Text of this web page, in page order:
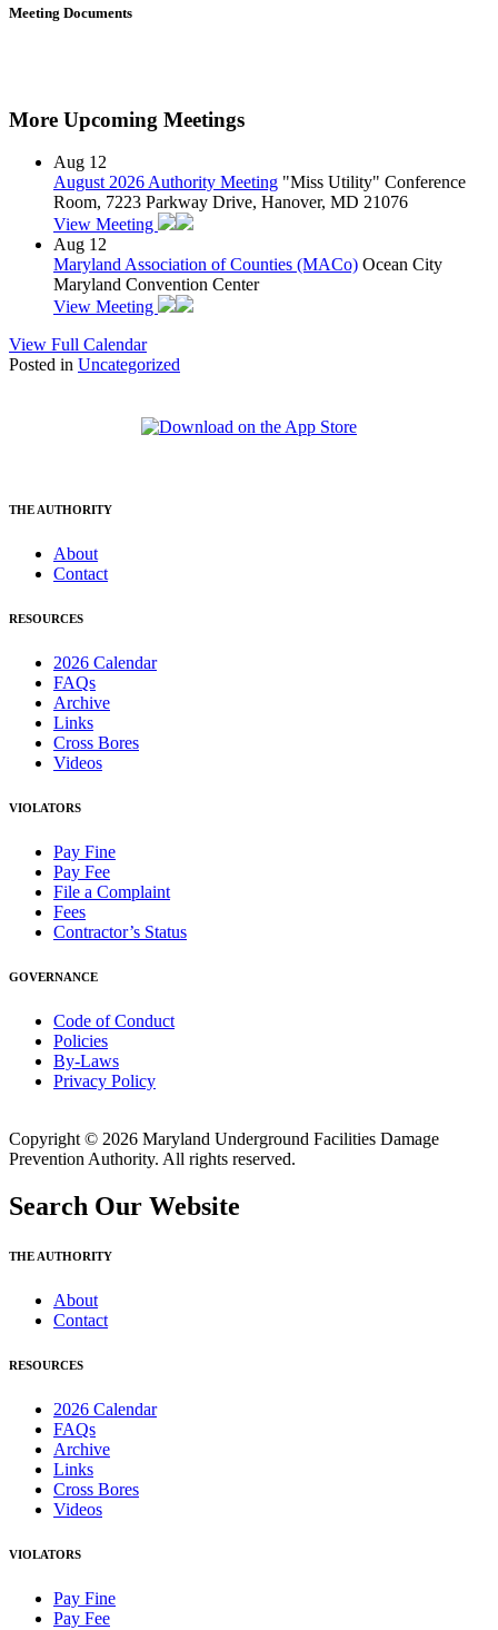
Meeting Documents
More Upcoming Meetings
Aug 12
August 2026 Authority Meeting "Miss Utility" Conference
Room, 7223 Parkway Drive, Hanover, MD 21076
View Meeting
Aug 12
Maryland Association of Counties (MACo) Ocean City
Maryland Convention Center
View Meeting
View Full Calendar
Posted in Uncategorized
THE AUTHORITY
About
Contact
RESOURCES
2026 Calendar
FAQs
Archive
Links
Cross Bores
Videos
VIOLATORS
Pay Fine
Pay Fee
File a Complaint
Fees
Contractor’s Status
GOVERNANCE
Code of Conduct
Policies
By-Laws
Privacy Policy
Copyright © 2026 Maryland Underground Facilities Damage
Prevention Authority. All rights reserved.
Search Our Website
THE AUTHORITY
About
Contact
RESOURCES
2026 Calendar
FAQs
Archive
Links
Cross Bores
Videos
VIOLATORS
Pay Fine
Pay Fee